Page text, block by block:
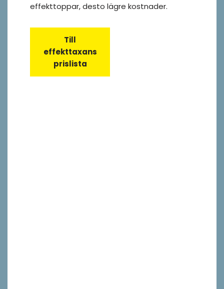
effekttoppar, desto lägre kostnader.
Till
effekttaxans
prislista